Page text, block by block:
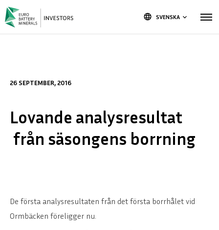
language SVENSKA keyboard_arrow_down
26 SEPTEMBER, 2016
Lovande analysresultat
från säsongens borrning
De första analysresultaten från det första borrhålet vid
Ormbäcken föreligger nu.